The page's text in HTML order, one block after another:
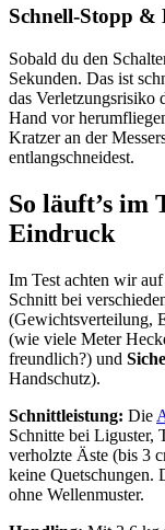
Schnell-Stopp &
Sobald du den
Sekunden. Das ist
das Verletzungsrisiko
Hand vor
Kratzer an der
entlangschneidest.
So läuft’s
Eindruck
Im Test achten wir
Schnitt bei
(Gewichtsverteilung,
(wie viele Meter
freundlich?) und
Handschutz).
Schnittleistung: Die
Schnitte bei Liguster,
verholzte Äste (bis 3
keine Quetschungen.
ohne Wellenmuster.